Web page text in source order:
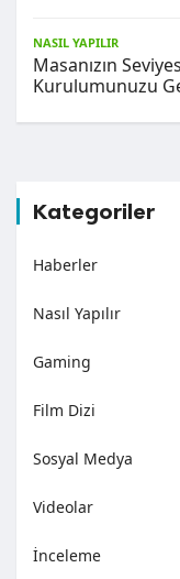
NASIL YAPILIR
Masanızın
Kurulumunuzu
Kategoriler
Haberler
Nasıl Yapılır
Gaming
Film Dizi
Sosyal Medya
Videolar
İnceleme